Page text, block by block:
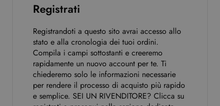
Registrati
Registrandoti a questo sito avrai accesso allo
stato e alla cronologia dei tuoi ordini.
Compila i campi sottostanti e creeremo
rapidamente un nuovo account per te. Ti
chiederemo solo le informazioni necessarie
per rendere il processo di acquisto più rapido
e semplice. SEI UN RIVENDITORE? Clicca su